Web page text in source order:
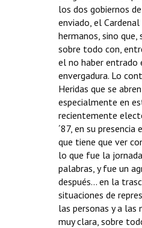
los dos gobiernos
enviado, el
hermanos, sino
sobre todo con,
el no haber entrado
envergadura. Lo
Heridas que se
especialmente en
recientemente
´87, en su
que tiene que ver
lo que fue la
palabras, y fue un
después... en la
situaciones de
las personas y a
muy clara, sobre